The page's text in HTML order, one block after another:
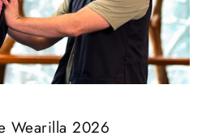
Wearilla 2026